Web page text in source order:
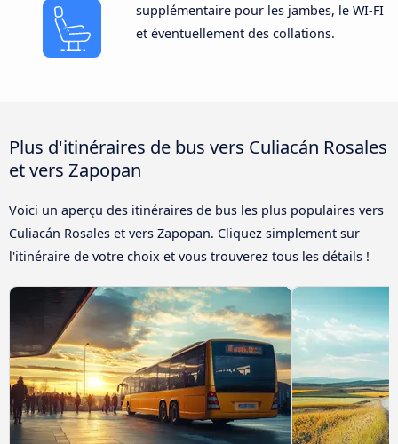
supplémentaire pour les jambes, le WI-FI
et éventuellement des collations.
Plus d'itinéraires de bus vers Culiacán Rosales
et vers Zapopan
Voici un aperçu des itinéraires de bus les plus populaires vers
Culiacán Rosales et vers Zapopan. Cliquez simplement sur
l'itinéraire de votre choix et vous trouverez tous les détails !